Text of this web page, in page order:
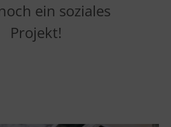
ein soziales
Projekt!